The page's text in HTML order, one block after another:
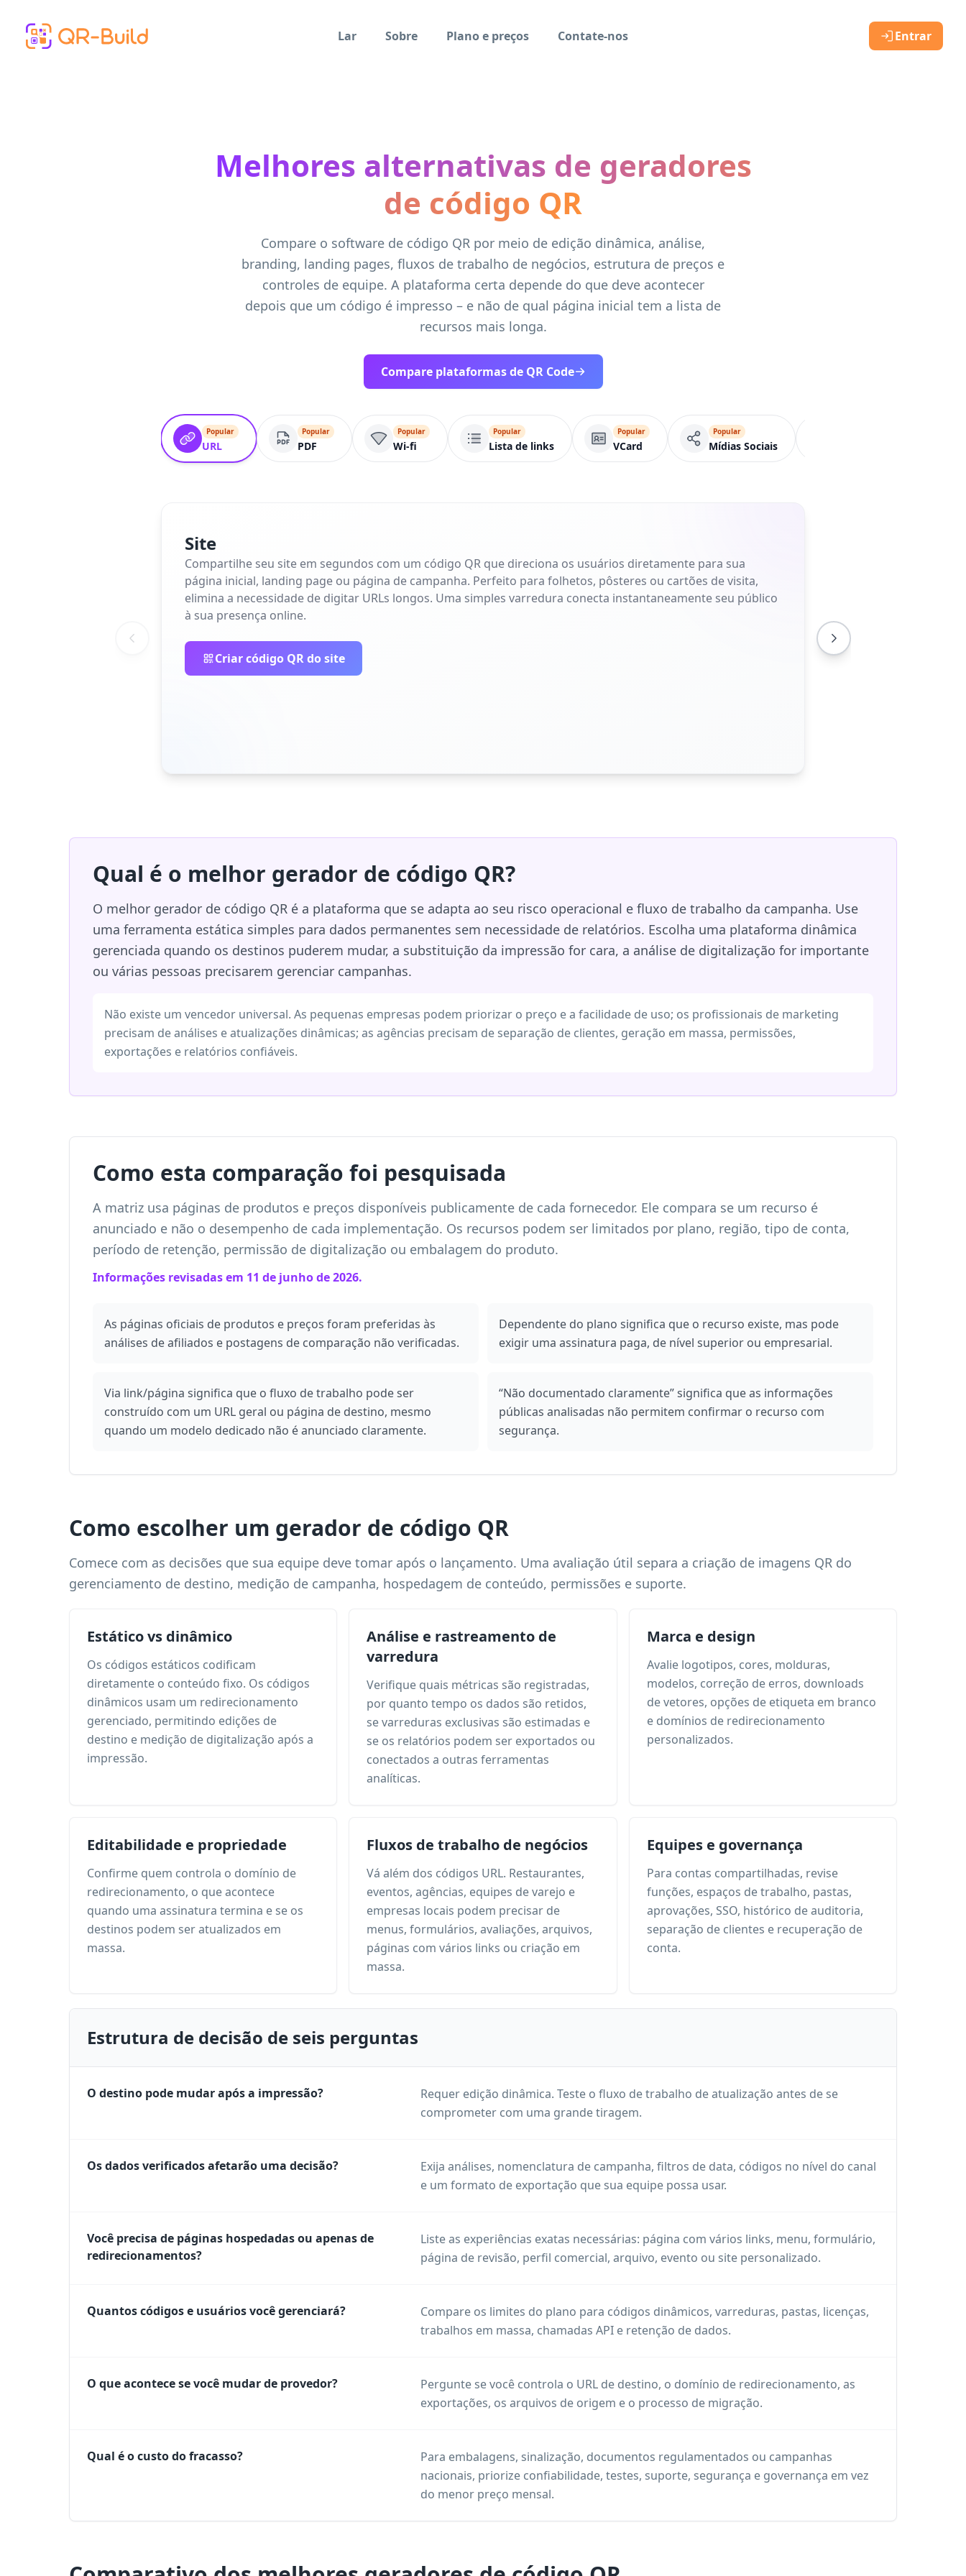
Lar
Sobre Plano e preços Contate-nos Entrar
Melhores alternativas de geradores
de código QR
Compare o software de código QR por meio de edição dinâmica, análise,
branding, landing pages, fluxos de trabalho de negócios, estrutura de preços e
controles de equipe. A plataforma certa depende do que deve acontecer
depois que um código é impresso – e não de qual página inicial tem a lista de
recursos mais longa.
Compare plataformas de QR Code
Popular
URL
Popular
PDF
Popular
Wi-fi
Popular
Lista de links
Popular
VCard
Popular
Mídias Sociais
Site
Compartilhe seu site em segundos com um código QR que direciona os usuários diretamente para sua
página inicial, landing page ou página de campanha. Perfeito para folhetos, pôsteres ou cartões de visita,
elimina a necessidade de digitar URLs longos. Uma simples varredura conecta instantaneamente seu público
à sua presença online.
Criar código QR do site
Qual é o melhor gerador de código QR?
O melhor gerador de código QR é a plataforma que se adapta ao seu risco operacional e fluxo de trabalho da campanha. Use
uma ferramenta estática simples para dados permanentes sem necessidade de relatórios. Escolha uma plataforma dinâmica
gerenciada quando os destinos puderem mudar, a substituição da impressão for cara, a análise de digitalização for importante
ou várias pessoas precisarem gerenciar campanhas.
Não existe um vencedor universal. As pequenas empresas podem priorizar o preço e a facilidade de uso; os profissionais de marketing
precisam de análises e atualizações dinâmicas; as agências precisam de separação de clientes, geração em massa, permissões,
exportações e relatórios confiáveis.
Como esta comparação foi pesquisada
A matriz usa páginas de produtos e preços disponíveis publicamente de cada fornecedor. Ele compara se um recurso é
anunciado e não o desempenho de cada implementação. Os recursos podem ser limitados por plano, região, tipo de conta,
período de retenção, permissão de digitalização ou embalagem do produto.
Informações revisadas em 11 de junho de 2026.
As páginas oficiais de produtos e preços foram preferidas às
análises de afiliados e postagens de comparação não verificadas.
Dependente do plano significa que o recurso existe, mas pode
exigir uma assinatura paga, de nível superior ou empresarial.
Via link/página significa que o fluxo de trabalho pode ser
construído com um URL geral ou página de destino, mesmo
quando um modelo dedicado não é anunciado claramente.
“Não documentado claramente” significa que as informações
públicas analisadas não permitem confirmar o recurso com
segurança.
Como escolher um gerador de código QR
Comece com as decisões que sua equipe deve tomar após o lançamento. Uma avaliação útil separa a criação de imagens QR do
gerenciamento de destino, medição de campanha, hospedagem de conteúdo, permissões e suporte.
Estático vs dinâmico
Os códigos estáticos codificam
diretamente o conteúdo fixo. Os códigos
dinâmicos usam um redirecionamento
gerenciado, permitindo edições de
destino e medição de digitalização após a
impressão.
Análise e rastreamento de
varredura
Verifique quais métricas são registradas,
por quanto tempo os dados são retidos,
se varreduras exclusivas são estimadas e
se os relatórios podem ser exportados ou
conectados a outras ferramentas
analíticas.
Marca e design
Avalie logotipos, cores, molduras,
modelos, correção de erros, downloads
de vetores, opções de etiqueta em branco
e domínios de redirecionamento
personalizados.
Editabilidade e propriedade
Confirme quem controla o domínio de
redirecionamento, o que acontece
quando uma assinatura termina e se os
destinos podem ser atualizados em
massa.
Fluxos de trabalho de negócios
Vá além dos códigos URL. Restaurantes,
eventos, agências, equipes de varejo e
empresas locais podem precisar de
menus, formulários, avaliações, arquivos,
páginas com vários links ou criação em
massa.
Equipes e governança
Para contas compartilhadas, revise
funções, espaços de trabalho, pastas,
aprovações, SSO, histórico de auditoria,
separação de clientes e recuperação de
conta.
Estrutura de decisão de seis perguntas
O destino pode mudar após a impressão?
Requer edição dinâmica. Teste o fluxo de trabalho de atualização antes de se
comprometer com uma grande tiragem.
Os dados verificados afetarão uma decisão?
Exija análises, nomenclatura de campanha, filtros de data, códigos no nível do canal
e um formato de exportação que sua equipe possa usar.
Você precisa de páginas hospedadas ou apenas de
redirecionamentos?
Liste as experiências exatas necessárias: página com vários links, menu, formulário,
página de revisão, perfil comercial, arquivo, evento ou site personalizado.
Quantos códigos e usuários você gerenciará?
Compare os limites do plano para códigos dinâmicos, varreduras, pastas, licenças,
trabalhos em massa, chamadas API e retenção de dados.
O que acontece se você mudar de provedor?
Pergunte se você controla o URL de destino, o domínio de redirecionamento, as
exportações, os arquivos de origem e o processo de migração.
Qual é o custo do fracasso?
Para embalagens, sinalização, documentos regulamentados ou campanhas
nacionais, priorize confiabilidade, testes, suporte, segurança e governança em vez
do menor preço mensal.